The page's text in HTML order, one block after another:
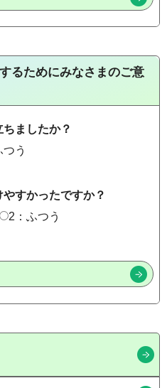
るためにみなさまのご意
ましたか？
つう
すかったですか？
2：ふつう